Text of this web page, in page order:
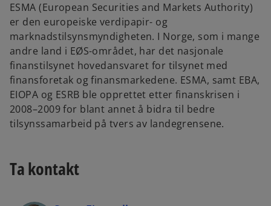
ESMA (European Securities and Markets Authority)
er den europeiske verdipapir- og
marknadstilsynsmyndigheten. I Norge, som i mange
andre land i EØS-området, har det nasjonale
finanstilsynet hovedansvaret for tilsynet med
finansforetak og finansmarkedene. ESMA, samt EBA,
EIOPA og ESRB ble opprettet etter finanskrisen i
2008–2009 for blant annet å bidra til bedre
tilsynssamarbeid på tvers av landegrensene.
Ta kontakt